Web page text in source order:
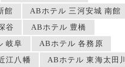
館
ABホテル 三河安城 南館
谷
ABホテル 豊橋
岐阜
ABホテル 各務原
江八幡
ABホテル 東海太田川